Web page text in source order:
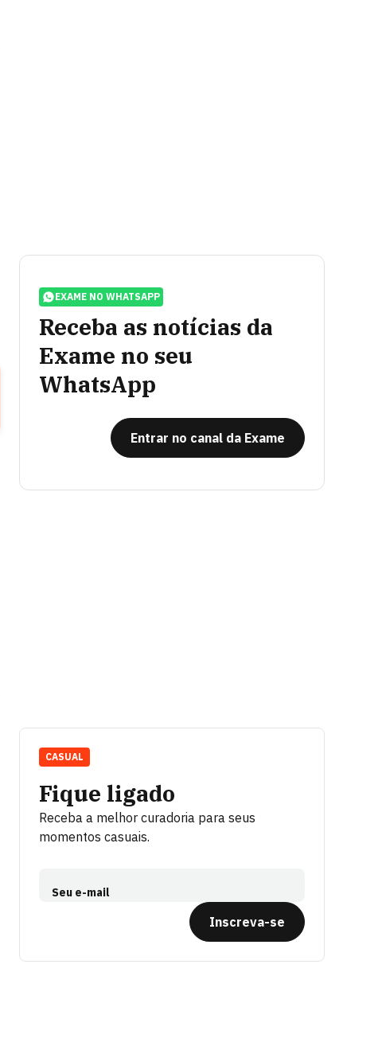
EXAME NO WHATSAPP
Receba as notícias da
Exame no seu
WhatsApp
Entrar no canal da Exame
Fique ligado
Receba a melhor curadoria para seus
momentos casuais.
Seu e-mail
Inscreva-se
CASUAL